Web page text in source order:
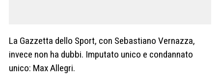
La Gazzetta dello Sport, con Sebastiano Vernazza,
invece non ha dubbi. Imputato unico e condannato
unico: Max Allegri.